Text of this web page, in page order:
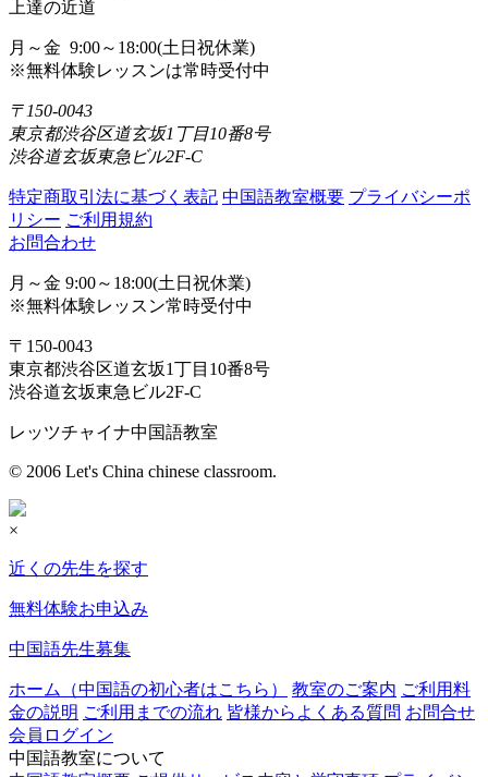
上達の近道
月～金 9:00～18:00(土日祝休業)
※無料体験レッスンは常時受付中
〒150-0043
東京都渋谷区道玄坂1丁目10番8号
渋谷道玄坂東急ビル2F-C
特定商取引法に基づく表記 中国語教室概要 プライバシーポ
リシー ご利用規約
お問合わせ
月～金 9:00～18:00(土日祝休業)
※無料体験レッスン常時受付中
〒150-0043
東京都渋谷区道玄坂1丁目10番8号
渋谷道玄坂東急ビル2F-C
レッツチャイナ中国語教室
© 2006 Let's China chinese classroom.
×
近くの先生を探す
無料体験お申込み
中国語先生募集
ホーム（中国語の初心者はこちら） 教室のご案内 ご利用料
金の説明 ご利用までの流れ 皆様からよくある質問 お問合せ
会員ログイン
中国語教室について